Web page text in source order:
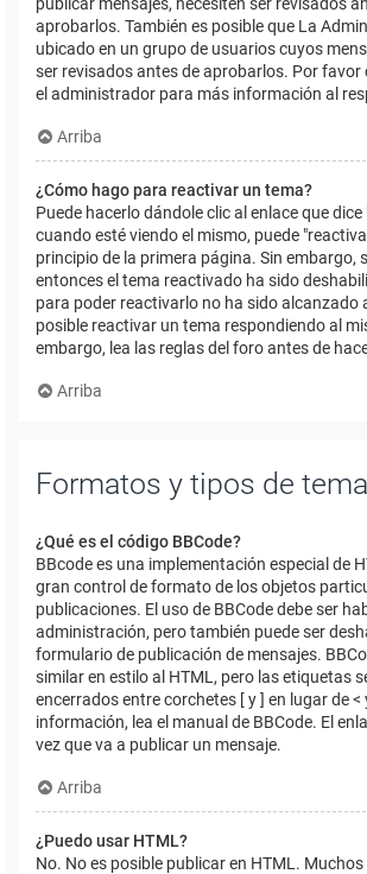
publicar mensajes, necesiten ser revisados
aprobarlos. También es posible que La
ubicado en un grupo de usuarios cuyos
ser revisados antes de aprobarlos. Por favor
el administrador para más información al
Arriba
¿Cómo hago para reactivar un tema?
Puede hacerlo dándole clic al enlace que
cuando esté viendo el mismo, puede
principio de la primera página. Sin embargo,
entonces el tema reactivado ha sido
para poder reactivarlo no ha sido alcanzado
posible reactivar un tema respondiendo al
embargo, lea las reglas del foro antes de
Arriba
Formatos y tipos de
¿Qué es el código BBCode?
BBcode es una implementación especial de
gran control de formato de los objetos
publicaciones. El uso de BBCode debe ser
administración, pero también puede ser
formulario de publicación de mensajes.
similar en estilo al HTML, pero las etiquetas
encerrados entre corchetes [ y ] en lugar de <
información, lea el manual de BBCode. El
vez que va a publicar un mensaje.
Arriba
¿Puedo usar HTML?
No. No es posible publicar en HTML.